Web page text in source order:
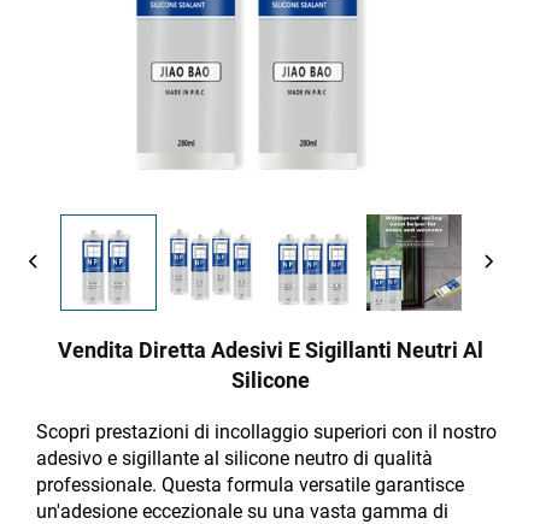
Vendita Diretta Adesivi E Sigillanti Neutri Al
Silicone
Scopri prestazioni di incollaggio superiori con il nostro
adesivo e sigillante al silicone neutro di qualità
professionale. Questa formula versatile garantisce
un'adesione eccezionale su una vasta gamma di